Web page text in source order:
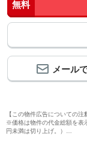
無料
メール
【この物件広告についての注
※価格は物件の代金総額を表
円未満は切り上げ。）
※写真に写っている、または